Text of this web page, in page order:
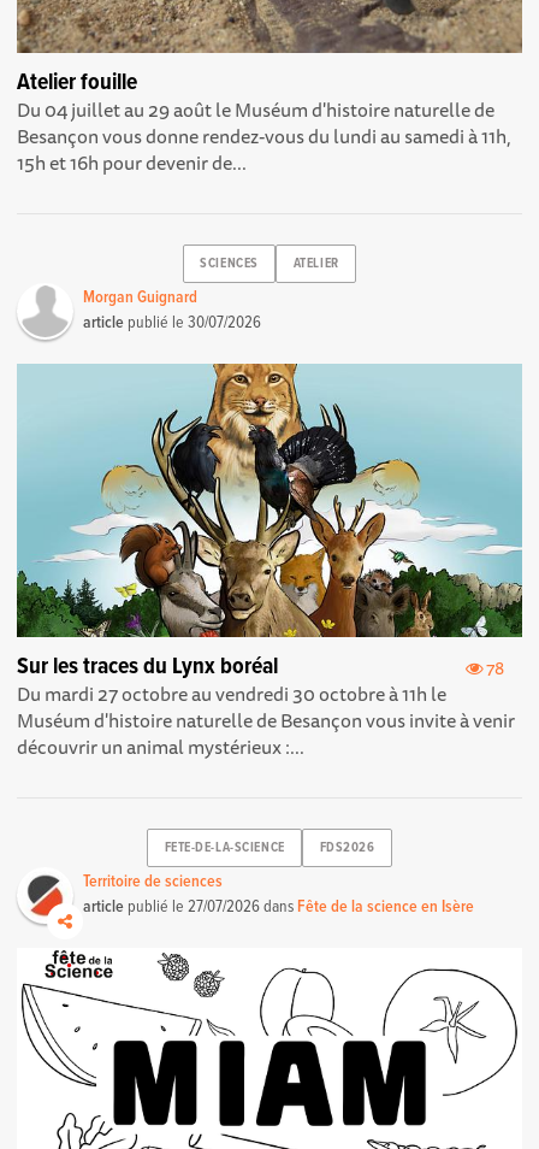
Atelier fouille
Du 04 juillet au 29 août le Muséum d'histoire naturelle de
Besançon vous donne rendez-vous du lundi au samedi à 11h,
15h et 16h pour devenir de...
SCIENCES ATELIER
Morgan Guignard
article publié le30/07/2026
78
Sur les traces du Lynx boréal
Du mardi 27 octobre au vendredi 30 octobre à 11h le
Muséum d'histoire naturelle de Besançon vous invite à venir
découvrir un animal mystérieux :...
FETE-DE-LA-SCIENCE FDS2026
Territoire de sciences
article publié le27/07/2026dans Fête de la science en Isère